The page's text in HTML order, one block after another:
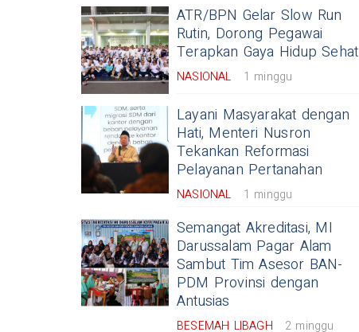
ATR/BPN Gelar Slow Run
Rutin, Dorong Pegawai
Terapkan Gaya Hidup Sehat
NASIONAL 1 minggu
Layani Masyarakat dengan
Hati, Menteri Nusron
Tekankan Reformasi
Pelayanan Pertanahan
NASIONAL 1 minggu
Semangat Akreditasi, MI
Darussalam Pagar Alam
Sambut Tim Asesor BAN-
PDM Provinsi dengan
Antusias
BESEMAH LIBAGH 2 minggu